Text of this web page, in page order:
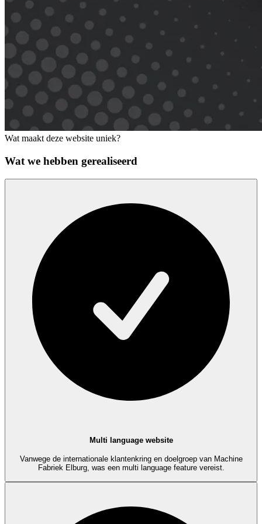
Wat maakt deze website uniek?
Wat we hebben gerealiseerd
Multi language website
Vanwege de internationale klantenkring en doelgroep van Machine
Fabriek Elburg, was een multi language feature vereist.